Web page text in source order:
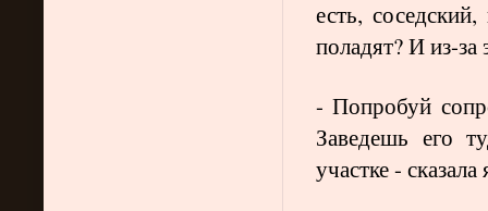
есть,
поладят? И из-за
- Попробуй
Заведешь его
участке -